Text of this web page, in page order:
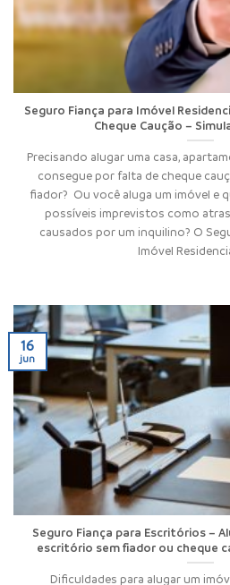
Seguro Fiança para Imóvel
Cheque Caução –
Precisando alugar uma casa,
consegue por falta de cheque
fiador? Ou você aluga um imóvel e
possíveis imprevistos como
causados por um inquilino? O
Imóvel
Seguro Fiança para Escritórios –
escritório sem fiador ou cheque
Dificuldades para alugar um
16
jun